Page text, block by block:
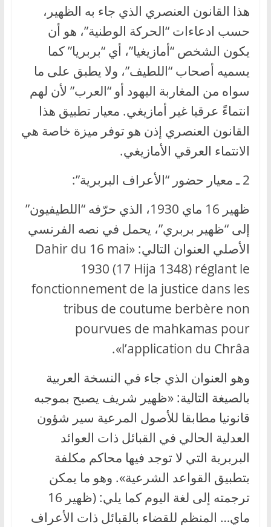
هذا القانون العنصري الذي جاء به الظهير،
حسب ادعاءات “الحركة الوطنية”، هو أن
يكون الشخص “أمازيغيا”، أي “بربريا” كما
يسميه أصحاب “اللطيف”، ولا يطبق على ما
سواه من المغاربة اليهود أو “العرب” لأن لهم
انتماءً عرقيا غير أمازيغي. معيار تطبيق هذا
القانون العنصري إذن هو توفر ميزة خاصة هي
الانتماء العرقي الأمازيغي.
2 ـ معيار حضور “الأعراف البربرية”:
ظهير 16 ماي 1930، الذي حرّفه “اللطيفيون”
إلى “ظهير بربري”، يحمل في نصه الفرنسي
الأصلي العنوان التالي: «Dahir du 16 mai
1930 (17 Hija 1348) réglant le
fonctionnement de la justice dans les
tribus de coutume berbère non
pourvues de mahkamas pour
l’application du Chrâa».
وهو العنوان الذي جاء في النسخة العربية
بالصيغة التالية: «ظهير شريف يصبح بموجبه
قانونيا مطابقا للأصول المرعية سير شؤون
العدلية الحالي في القبائل ذات العوائد
البربرية التي لا توجد فيها محاكم مكلفة
بتطبيق القواعد الشرعية». وهو ما يمكن
ترجمته إلى لغة اليوم كما يلي: (ظهير 16
ماي… المنظم للقضاء بالقبائل ذات الأعراف